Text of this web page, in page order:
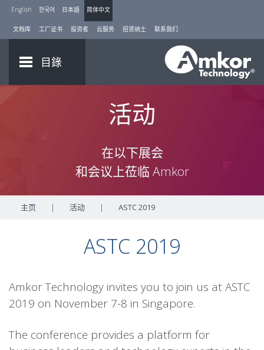
English 한국어 日本語 简体中文
文档库 工厂证书 投资者 云服务 招贤纳士 联系我们
目錄
活动
在以下展会
和会议上莅临 Amkor
主页 | 活动 | ASTC 2019
ASTC 2019
Amkor Technology invites you to join us at ASTC
2019 on November 7-8 in Singapore.
The conference provides a platform for